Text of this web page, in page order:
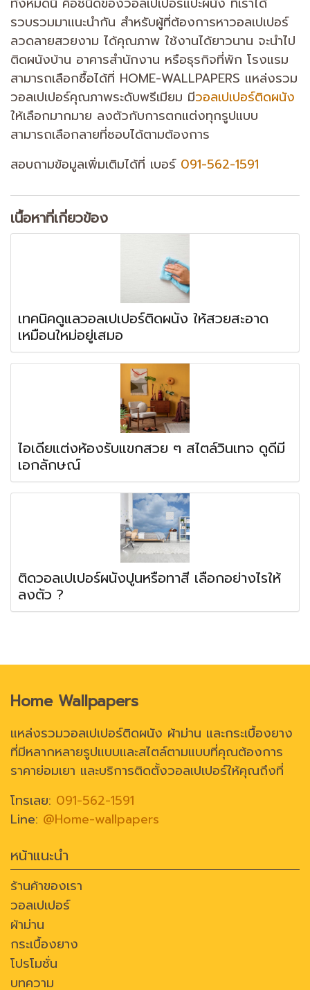
รวบรวมมาแนะนำกัน สำหรับผู้ที่ต้องการหาวอลเปเปอร์
ลวดลายสวยงาม ได้คุณภาพ ใช้งานได้ยาวนาน จะนำไป
ติดผนังบ้าน อาคารสำนักงาน หรือธุรกิจที่พัก โรงแรม
สามารถเลือกซื้อได้ที่ HOME-WALLPAPERS แหล่งรวม
วอลเปเปอร์คุณภาพระดับพรีเมียม มีวอลเปเปอร์ติดผนัง
ให้เลือกมากมาย ลงตัวกับการตกแต่งทุกรูปแบบ
สามารถเลือกลายที่ชอบได้ตามต้องการ
สอบถามข้อมูลเพิ่มเติมได้ที่ เบอร์ 091-562-1591
เนื้อหาที่เกี่ยวข้อง
เทคนิคดูแลวอลเปเปอร์ติดผนัง ให้สวยสะอาด
เหมือนใหม่อยู่เสมอ
ไอเดียแต่งห้องรับแขกสวย ๆ สไตล์วินเทจ ดูดีมี
เอกลักษณ์
ติดวอลเปเปอร์ผนังปูนหรือทาสี เลือกอย่างไรให้
ลงตัว ?
Home Wallpapers
แหล่งรวมวอลเปเปอร์ติดผนัง ผ้าม่าน และกระเบื้องยาง
ที่มีหลากหลายรูปแบบและสไตล์ตามแบบที่คุณต้องการ
ราคาย่อมเยา และบริการติดตั้งวอลเปเปอร์ให้คุณถึงที่
โทรเลย: 091-562-1591
Line: @Home-wallpapers
หน้าแนะนำ
ร้านค้าของเรา
วอลเปเปอร์
ผ้าม่าน
กระเบื้องยาง
โปรโมชั่น
บทความ